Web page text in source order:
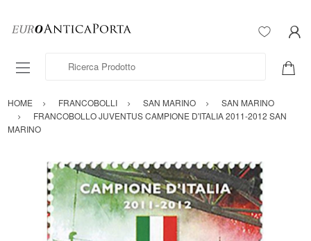
Ricerca Prodotto
HOME FRANCOBOLLI SAN MARINO
SAN MARINO
FRANCOBOLLO JUVENTUS CAMPIONE D'ITALIA 2011-2012 SAN
MARINO